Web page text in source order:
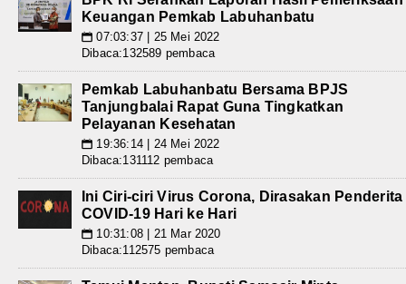
Keuangan Pemkab Labuhanbatu
📅 07:03:37 | 25 Mei 2022
Dibaca:132589 pembaca
Pemkab Labuhanbatu Bersama BPJS
Tanjungbalai Rapat Guna Tingkatkan
Pelayanan Kesehatan
📅 19:36:14 | 24 Mei 2022
Dibaca:131112 pembaca
Ini Ciri-ciri Virus Corona, Dirasakan Penderita
COVID-19 Hari ke Hari
📅 10:31:08 | 21 Mar 2020
Dibaca:112575 pembaca